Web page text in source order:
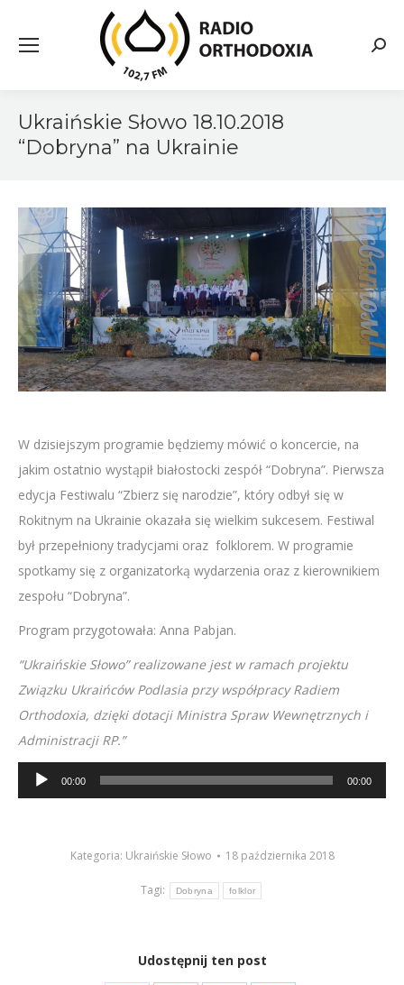
Ukraińskie Słowo 18.10.2018
“Dobryna” na Ukrainie
W dzisiejszym programie będziemy mówić o koncercie, na
jakim ostatnio wystąpił białostocki zespół “Dobryna”. Pierwsza
edycja Festiwalu “Zbierz się narodzie”, który odbył się w
Rokitnym na Ukrainie okazała się wielkim sukcesem. Festiwal
był przepełniony tradycjami oraz folklorem. W programie
spotkamy się z organizatorką wydarzenia oraz z kierownikiem
zespołu “Dobryna”.
Program przygotowała: Anna Pabjan.
“Ukraińskie Słowo” realizowane jest w ramach projektu
Związku Ukraińców Podlasia przy współpracy Radiem
Orthodoxia, dzięki dotacji Ministra Spraw Wewnętrznych i
Administracji RP.”
Odtwarzacz
plików
00:00 00:00
Kategoria: Ukraińskie Słowo 18 października 2018
Tagi: Dobryna folklor
Udostępnij ten post